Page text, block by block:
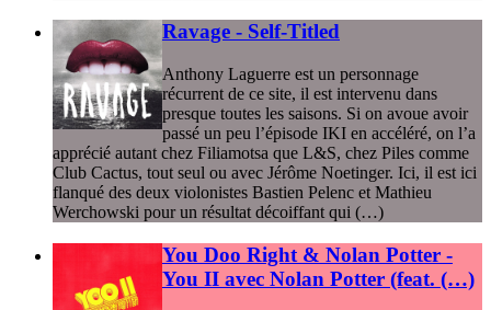
Ravage - Self-Titled
Anthony Laguerre est un personnage
récurrent de ce site, il est intervenu dans
presque toutes les saisons. Si on avoue avoir
passé un peu l’épisode IKI en accéléré, on l’a
apprécié autant chez Filiamotsa que L&S, chez Piles comme
Club Cactus, tout seul ou avec Jérôme Noetinger. Ici, il est ici
flanqué des deux violonistes Bastien Pelenc et Mathieu
Werchowski pour un résultat décoiffant qui (…)
You Doo Right & Nolan Potter -
You II avec Nolan Potter (feat. (…)